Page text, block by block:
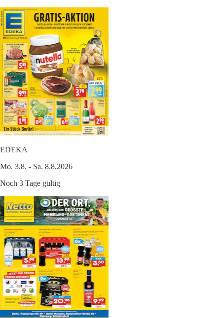
EDEKA
Mo. 3.8. - Sa. 8.8.2026
Noch 3 Tage gültig